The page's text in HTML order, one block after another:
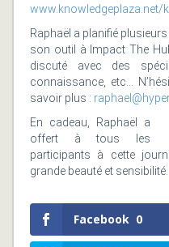
www.knowledgeplaza.net/
Raphaël a planifié
son outil à Impact The
discuté avec des
connaissance, etc…
savoir plus :
En cadeau, Raphaël a
offert à tous les
participants à cette
grande beauté et sensibilité.
Facebook 0